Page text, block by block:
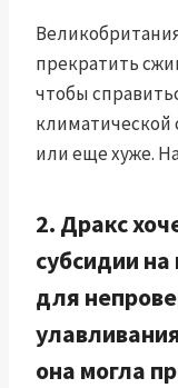
прекратить
чтобы
климатической
или еще хуже.
2. Дракс
субсидии
для
она могла